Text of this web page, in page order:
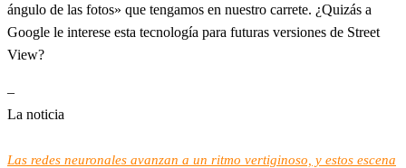
ángulo de las fotos» que tengamos en nuestro carrete. ¿Quizás a
Google le interese esta tecnología para futuras versiones de Street
View?
–
La noticia
Las redes neuronales avanzan a un ritmo vertiginoso, y estos escena